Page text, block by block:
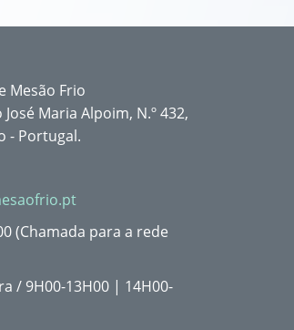
Mesão Frio
Maria Alpoim, N.º 432,
- Portugal.
(Chamada para a rede
/ 9H00-13H00 | 14H00-